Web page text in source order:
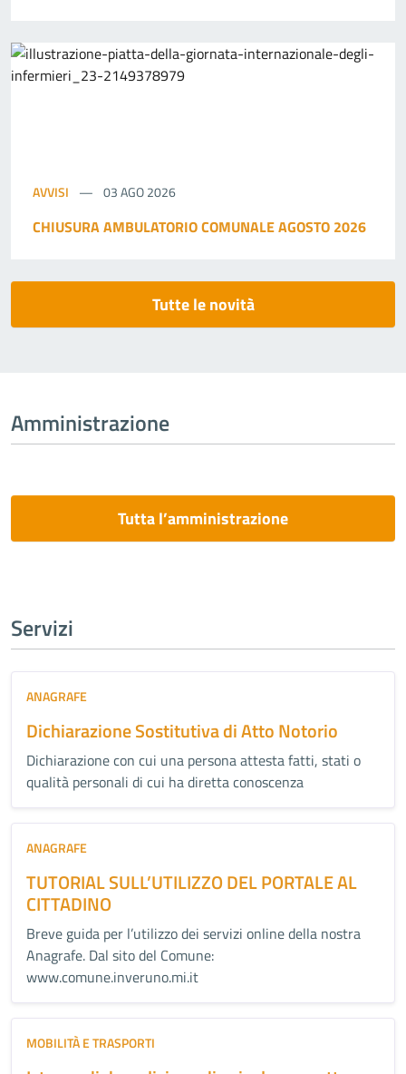
AVVISI 03 AGO 2026
CHIUSURA AMBULATORIO COMUNALE AGOSTO 2026
Tutte le novità
Amministrazione
Tutta l’amministrazione
Servizi
ANAGRAFE
Dichiarazione Sostitutiva di Atto Notorio
Dichiarazione con cui una persona attesta fatti, stati o
qualità personali di cui ha diretta conoscenza
ANAGRAFE
TUTORIAL SULL’UTILIZZO DEL PORTALE AL
CITTADINO
Breve guida per l’utilizzo dei servizi online della nostra
Anagrafe. Dal sito del Comune:
www.comune.inveruno.mi.it
MOBILITÀ E TRASPORTI